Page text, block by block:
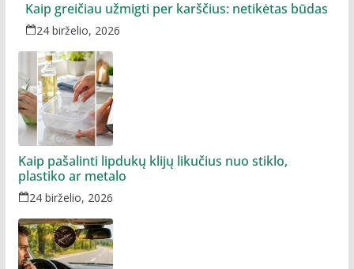
Kaip greičiau užmigti per karščius: netikėtas būdas
24 birželio, 2026
Kaip pašalinti lipdukų klijų likučius nuo stiklo,
plastiko ar metalo
24 birželio, 2026